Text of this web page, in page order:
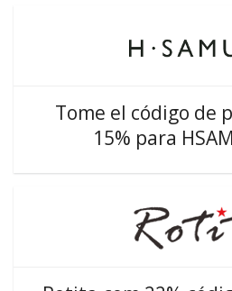
Tome el código de
15% para